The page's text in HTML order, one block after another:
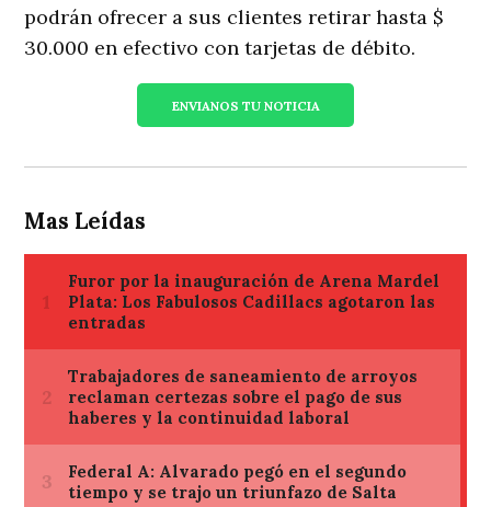
podrán ofrecer a sus clientes retirar hasta $
30.000 en efectivo con tarjetas de débito.
ENVIANOS TU NOTICIA
Mas Leídas